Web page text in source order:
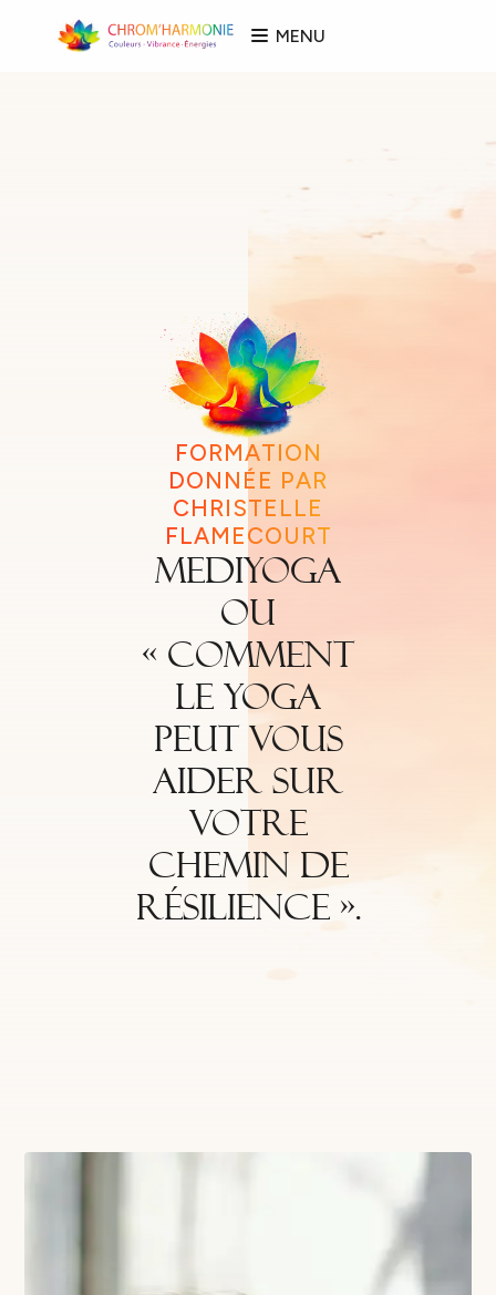
MENU
FORMATION
DONNÉE PAR
CHRISTELLE
FLAMECOURT
MediYoga
ou
« Comment
le yoga
peut vous
aider sur
votre
chemin de
résilience ».